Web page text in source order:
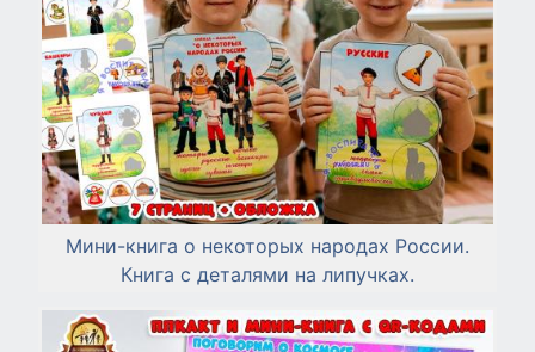
Мини-книга о некоторых народах России.
Книга с деталями на липучках.